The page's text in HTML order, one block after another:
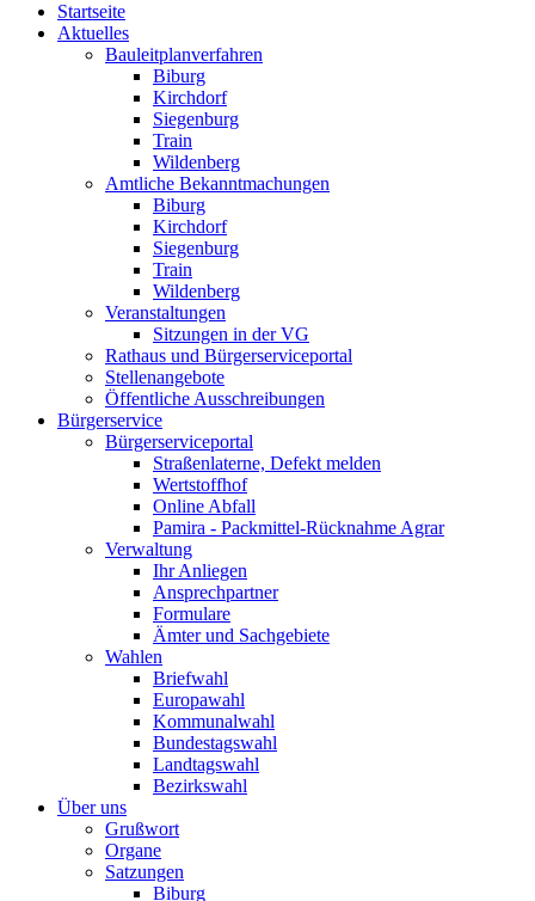
Startseite
Aktuelles
Bauleitplanverfahren
Biburg
Kirchdorf
Siegenburg
Train
Wildenberg
Amtliche Bekanntmachungen
Biburg
Kirchdorf
Siegenburg
Train
Wildenberg
Veranstaltungen
Sitzungen in der VG
Rathaus und Bürgerserviceportal
Stellenangebote
Öffentliche Ausschreibungen
Bürgerservice
Bürgerserviceportal
Straßenlaterne, Defekt melden
Wertstoffhof
Online Abfall
Pamira - Packmittel-Rücknahme Agrar
Verwaltung
Ihr Anliegen
Ansprechpartner
Formulare
Ämter und Sachgebiete
Wahlen
Briefwahl
Europawahl
Kommunalwahl
Bundestagswahl
Landtagswahl
Bezirkswahl
Über uns
Grußwort
Organe
Satzungen
Biburg